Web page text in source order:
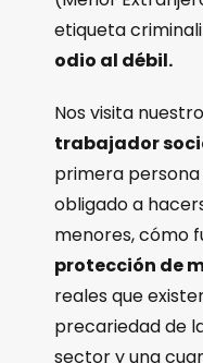
etiqueta
odio al débil.
Nos visita
trabajador
primera
obligado a
menores, cómo
protección de
reales que
precariedad de
sector y una